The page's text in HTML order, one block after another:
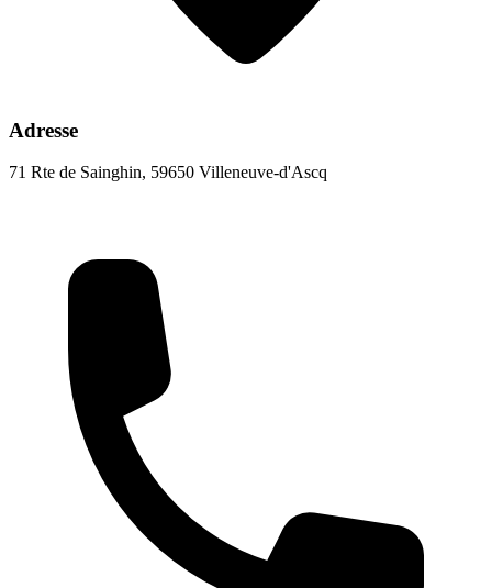
Adresse
71 Rte de Sainghin, 59650 Villeneuve-d'Ascq